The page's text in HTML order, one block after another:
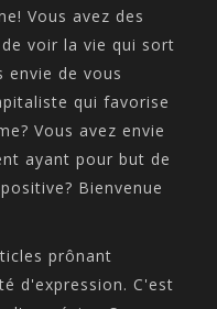
Vous avez des
voir la vie qui sort
envie de vous
qui favorise
Vous avez envie
ayant pour but de
Bienvenue
prônant
d'expression. C'est